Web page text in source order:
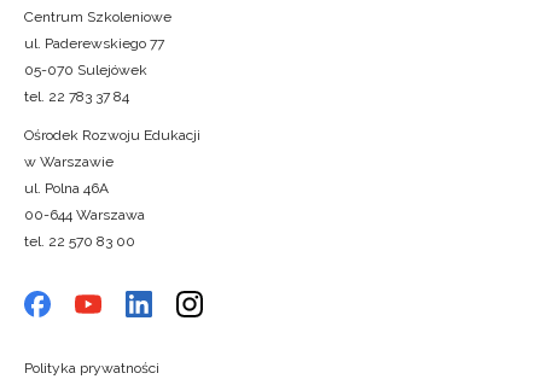
Centrum Szkoleniowe
ul. Paderewskiego 77
05-070 Sulejówek
tel. 22 783 37 84
Ośrodek Rozwoju Edukacji
w Warszawie
ul. Polna 46A
00-644 Warszawa
tel. 22 570 83 00
Polityka prywatności